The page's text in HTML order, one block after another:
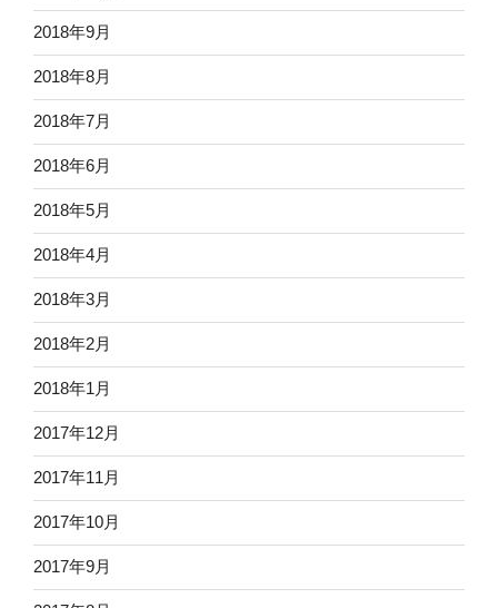
2018年9月
2018年8月
2018年7月
2018年6月
2018年5月
2018年4月
2018年3月
2018年2月
2018年1月
2017年12月
2017年11月
2017年10月
2017年9月